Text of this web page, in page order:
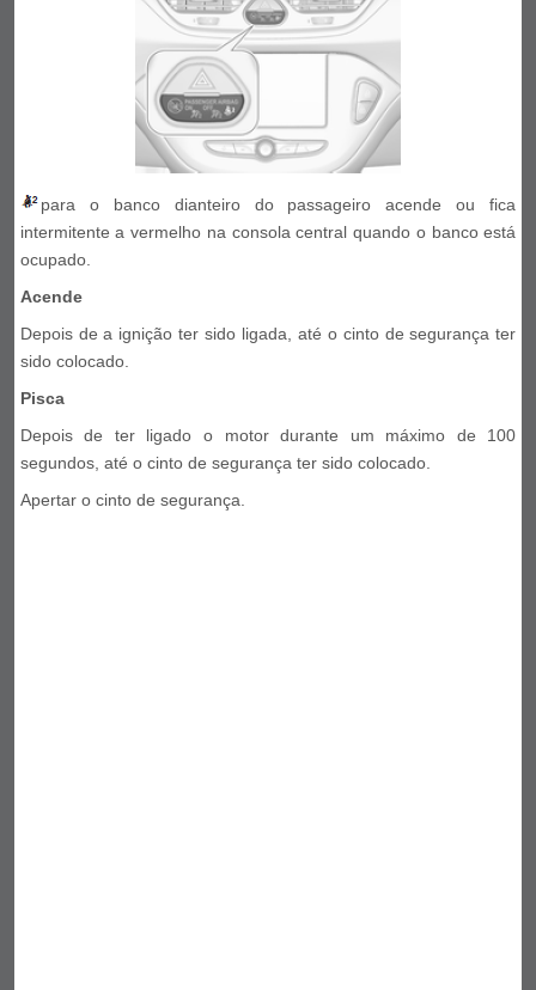
para o banco dianteiro do passageiro acende ou fica
intermitente a vermelho na consola central quando o banco está
ocupado.
Acende
Depois de a ignição ter sido ligada, até o cinto de segurança ter
sido colocado.
Pisca
Depois de ter ligado o motor durante um máximo de 100
segundos, até o cinto de segurança ter sido colocado.
Apertar o cinto de segurança.